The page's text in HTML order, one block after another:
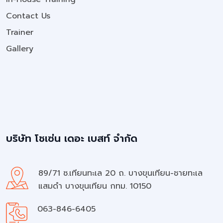
Contact Us
Trainer
Gallery
บริษัท โชเซ่น เดอะ เบสท์ จำกัด
89/71 ซ.เทียนทะเล 20 ถ. บางขุนเทียน-ชายทะเล
แสมดำ บางขุนเทียน กทม. 10150
063-846-6405